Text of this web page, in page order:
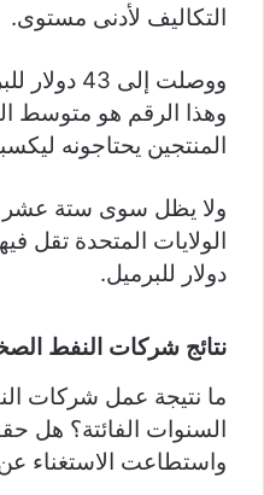
التكاليف لأدنى مستوى.
وهذا الرقم هو متوسط
المنتجين يحتاجونه
ولا يظل سوى ستة
دولار للبرميل.
نتائج شركات النفط
ما نتيجة عمل شركات
السنوات الفائتة؟ هل
واستطاعت الاستغناء